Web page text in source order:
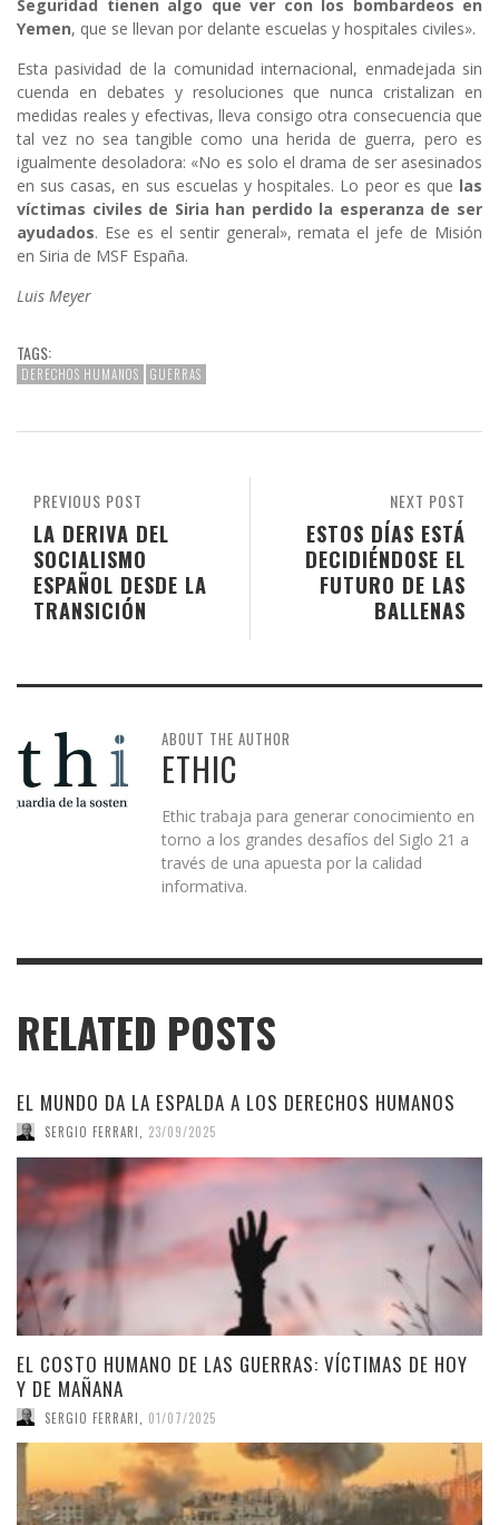
Seguridad tienen algo que ver con los bombardeos en
Yemen, que se llevan por delante escuelas y hospitales civiles».
Esta pasividad de la comunidad internacional, enmadejada sin
cuenda en debates y resoluciones que nunca cristalizan en
medidas reales y efectivas, lleva consigo otra consecuencia que
tal vez no sea tangible como una herida de guerra, pero es
igualmente desoladora: «No es solo el drama de ser asesinados
en sus casas, en sus escuelas y hospitales. Lo peor es que las
víctimas civiles de Siria han perdido la esperanza de ser
ayudados. Ese es el sentir general», remata el jefe de Misión
en Siria de MSF España.
Luis Meyer
TAGS:
DERECHOS HUMANOS GUERRAS
NEXT POST
ESTOS DÍAS ESTÁ
DECIDIÉNDOSE EL
FUTURO DE LAS
BALLENAS
PREVIOUS POST
LA DERIVA DEL
SOCIALISMO
ESPAÑOL DESDE LA
TRANSICIÓN
ABOUT THE AUTHOR
ETHIC
Ethic trabaja para generar conocimiento en
torno a los grandes desafíos del Siglo 21 a
través de una apuesta por la calidad
informativa.
RELATED POSTS
EL MUNDO DA LA ESPALDA A LOS DERECHOS HUMANOS
SERGIO FERRARI 23/09/2025
EL COSTO HUMANO DE LAS GUERRAS: VÍCTIMAS DE HOY
Y DE MAÑANA
SERGIO FERRARI 01/07/2025